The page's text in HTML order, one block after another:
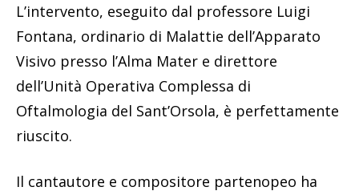
L’intervento, eseguito dal professore Luigi
Fontana, ordinario di Malattie dell’Apparato
Visivo presso l’Alma Mater e direttore
dell’Unità Operativa Complessa di
Oftalmologia del Sant’Orsola, è perfettamente
riuscito.
Il cantautore e compositore partenopeo ha